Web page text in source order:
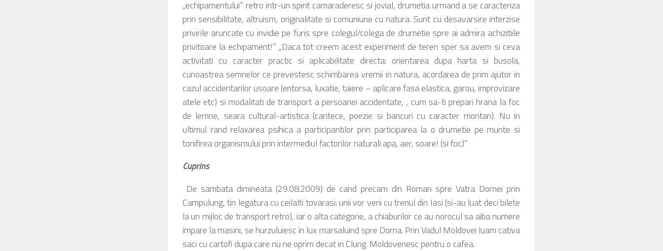
„echipamentului” retro intr-un spirit camaraderesc si jovial, drumetia urmand a se caracteriza
prin sensibilitate, altruism, originalitate si comuniune cu natura. Sunt cu desavarsire interzise
privirile aruncate cu invidie pe furis spre colegul/colega de drumetie spre ai admira achizitiile
privitoare la echipament!” „Daca tot creem acest experiment de teren sper sa avem si ceva
activitati cu caracter practic si aplicabilitate directa: orientarea dupa harta si busola,
cunoastrea semnelor ce prevestesc schimbarea vremii in natura, acordarea de prim ajutor in
cazul accidentarilor usoare (entorsa, luxatie, taiere – aplicare fasa elastica, garou, improvizare
atele etc) si modalitati de transport a persoanei accidentate, , cum sa-ti prepari hrana la foc
de lemne, seara cultural-artistica (cantece, poezie si bancuri cu caracter montan). Nu in
ultimul rand relaxarea psihica a participantilor prin participarea la o drumetie pe munte si
tonifirea organismului prin intermediul factorilor naturali apa, aer, soare! (si foc)”
Cuprins
De sambata dimineata (29.08.2009) de cand precam din Roman spre Vatra Dornei prin
Campulung, tin legatura cu ceilalti tovarasi: unii vor veni cu trenul din Iasi (si-au luat deci bilete
la un mijloc de transport retro), iar o alta categorie, a chiaburilor ce au norocul sa aiba numere
impare la masini, se hurzuluiesc in lux marsaluind spre Dorna. Prin Vadul Moldovei luam cativa
saci cu cartofi dupa care nu ne oprim decat in Clung. Moldovenesc pentru o cafea.